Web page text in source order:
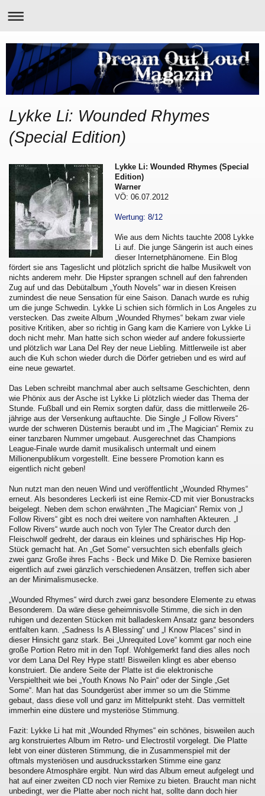
Lykke Li: Wounded Rhymes
(Special Edition)
Lykke Li: Wounded Rhymes (Special
Edition)
Warner
VÖ: 06.07.2012
Wertung: 8/12
Wie aus dem Nichts tauchte 2008 Lykke
Li auf. Die junge Sängerin ist auch eines
dieser Internetphänomene. Ein Blog
fördert sie ans Tageslicht und plötzlich spricht die halbe Musikwelt von
nichts anderem mehr. Die Hipster sprangen schnell auf den fahrenden
Zug auf und das Debütalbum „Youth Novels“ war in diesen Kreisen
zumindest die neue Sensation für eine Saison. Danach wurde es ruhig
um die junge Schwedin. Lykke Li schien sich förmlich in Los Angeles zu
verstecken. Das zweite Album „Wounded Rhymes“ bekam zwar viele
positive Kritiken, aber so richtig in Gang kam die Karriere von Lykke Li
doch nicht mehr. Man hatte sich schon wieder auf andere fokussierte
und plötzlich war Lana Del Rey der neue Liebling. Mittlerweile ist aber
auch die Kuh schon wieder durch die Dörfer getrieben und es wird auf
eine neue gewartet.
Das Leben schreibt manchmal aber auch seltsame Geschichten, denn
wie Phönix aus der Asche ist Lykke Li plötzlich wieder das Thema der
Stunde. Fußball und ein Remix sorgten dafür, dass die mittlerweile 26-
jährige aus der Versenkung auftauchte. Die Single „I Follow Rivers“
wurde der schweren Düsternis beraubt und im „The Magician“ Remix zu
einer tanzbaren Nummer umgebaut. Ausgerechnet das Champions
League-Finale wurde damit musikalisch untermalt und einem
Millionenpublikum vorgestellt. Eine bessere Promotion kann es
eigentlich nicht geben!
Nun nutzt man den neuen Wind und veröffentlicht „Wounded Rhymes“
erneut. Als besonderes Leckerli ist eine Remix-CD mit vier Bonustracks
beigelegt. Neben dem schon erwähnten „The Magician“ Remix von „I
Follow Rivers“ gibt es noch drei weitere von namhaften Akteuren. „I
Follow Rivers“ wurde auch noch von Tyler The Creator durch den
Fleischwolf gedreht, der daraus ein kleines und sphärisches Hip Hop-
Stück gemacht hat. An „Get Some“ versuchten sich ebenfalls gleich
zwei ganz Große ihres Fachs - Beck und Mike D. Die Remixe basieren
eigentlich auf zwei gänzlich verschiedenen Ansätzen, treffen sich aber
an der Minimalismusecke.
„Wounded Rhymes“ wird durch zwei ganz besondere Elemente zu etwas
Besonderem. Da wäre diese geheimnisvolle Stimme, die sich in den
ruhigen und dezenten Stücken mit balladeskem Ansatz ganz besonders
entfalten kann. „Sadness Is A Blessing“ und „I Know Places“ sind in
dieser Hinsicht ganz stark. Bei „Unrequited Love“ kommt gar noch eine
große Portion Retro mit in den Topf. Wohlgemerkt fand dies alles noch
vor dem Lana Del Rey Hype statt! Bisweilen klingt es aber ebenso
konstruiert. Die andere Seite der Platte ist die elektronische
Verspieltheit wie bei „Youth Knows No Pain“ oder der Single „Get
Some“. Man hat das Soundgerüst aber immer so um die Stimme
gebaut, dass diese voll und ganz im Mittelpunkt steht. Das vermittelt
immerhin eine düstere und mysteriöse Stimmung.
Fazit: Lykke Li hat mit „Wounded Rhymes“ ein schönes, bisweilen auch
arg konstruiertes Album im Retro- und Electrostil vorgelegt. Die Platte
lebt von einer düsteren Stimmung, die in Zusammenspiel mit der
oftmals mysteriösen und ausdrucksstarken Stimme eine ganz
besondere Atmosphäre ergibt. Nun wird das Album erneut aufgelegt und
hat auf einer zweiten CD noch vier Remixe zu bieten. Braucht man nicht
unbedingt, wer die Platte aber noch nicht hat, sollte dann doch hier